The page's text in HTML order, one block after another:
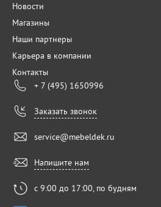
Новости
Магазины
Наши партнеры
Карьера в компании
Контакты
+ 7 (495) 1650996
Заказать звонок
service@mebeldek.ru
Напишите нам
с 9:00 до 17:00, по будням